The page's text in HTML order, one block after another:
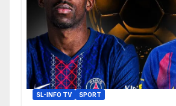
SL-INFO TV SPORT